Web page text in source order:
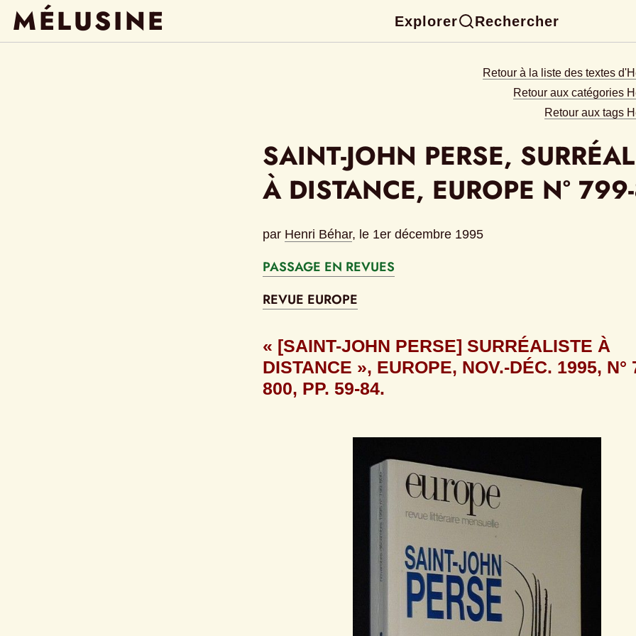
MÉLUSINE Explorer Rechercher
Retour à la liste des textes
Retour aux catégories
Retour aux tags
SAINT-JOHN PERSE,
À DISTANCE, EUROPE N°
par Henri Béhar, le 1er décembre 1995
PASSAGE EN REVUES
REVUE EUROPE
« [SAINT-JOHN PERSE] SURRÉALISTE À
DISTANCE », EUROPE, NOV.-DÉC. 1995, N°
800, PP. 59-84.